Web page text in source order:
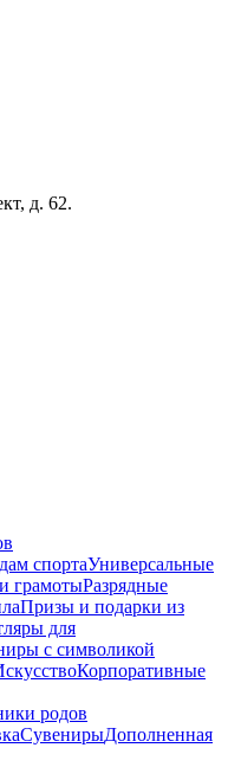
д. 62.
спортаУниверсальные
грамотыРазрядные
Призы и подарки из
для
с символикой
Корпоративные
родов
СувенирыДополненная